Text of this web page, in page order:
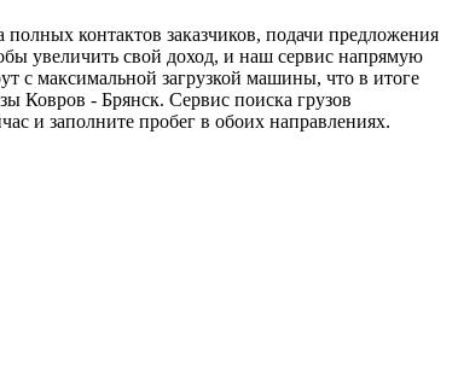
контактов заказчиков, подачи предложения
увеличить свой доход, и наш сервис напрямую
с максимальной загрузкой машины, что в итоге
Ковров - Брянск. Сервис поиска грузов
и заполните пробег в обоих направлениях.